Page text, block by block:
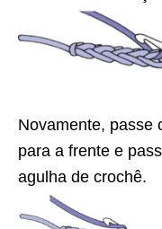
Novamente, passe
para a frente e
agulha de crochê.